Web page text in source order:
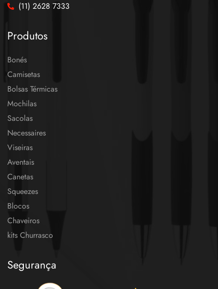
(11) 2628 7333
Produtos
Bonés
Camisetas
Bolsas Térmicas
Mochilas
Sacolas
Necessaires
Viseiras
Aventais
Canetas
Squeezes
Blocos
Chaveiros
kits Churrasco
Segurança